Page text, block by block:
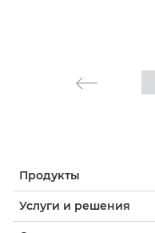
Продукты
Услуги и решения